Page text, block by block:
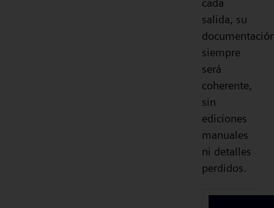
cada
salida, su
siempre
será
coherente,
sin
ediciones
manuales
ni detalles
perdidos.